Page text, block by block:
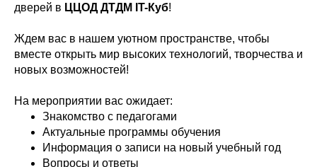
дверей в ЦЦОД ДТДМ IT-Куб!
Ждем вас в нашем уютном пространстве, чтобы
вместе открыть мир высоких технологий, творчества и
новых возможностей!
На мероприятии вас ожидает:
Знакомство с педагогами
Актуальные программы обучения
Информация о записи на новый учебный год
Вопросы и ответы